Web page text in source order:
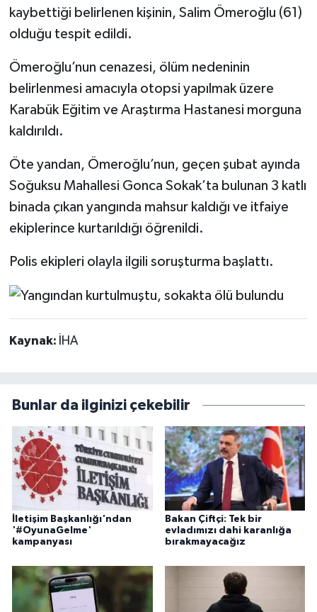
kaybettiği belirlenen kişinin, Salim Ömeroğlu (61)
olduğu tespit edildi.
Ömeroğlu’nun cenazesi, ölüm nedeninin
belirlenmesi amacıyla otopsi yapılmak üzere
Karabük Eğitim ve Araştırma Hastanesi morguna
kaldırıldı.
Öte yandan, Ömeroğlu’nun, geçen şubat ayında
Soğuksu Mahallesi Gonca Sokak’ta bulunan 3 katlı
binada çıkan yangında mahsur kaldığı ve itfaiye
ekiplerince kurtarıldığı öğrenildi.
Polis ekipleri olayla ilgili soruşturma başlattı.
Kaynak: İHA
Bunlar da ilginizi çekebilir
İletişim Başkanlığı'ndan
'#OyunaGelme'
kampanyası
Bakan Çiftçi: Tek bir
evladımızı dahi karanlığa
bırakmayacağız